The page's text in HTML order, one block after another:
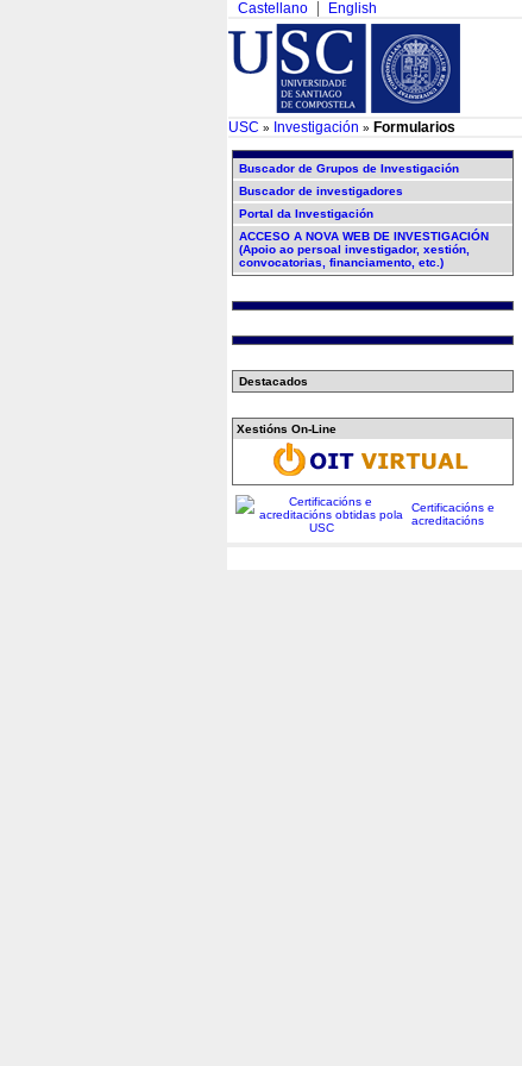
Castellano English
USC » Investigación » Formularios
Buscador de Grupos de Investigación
Buscador de investigadores
Portal da Investigación
ACCESO A NOVA WEB DE INVESTIGACIÓN
(Apoio ao persoal investigador, xestión,
convocatorias, financiamento, etc.)
Destacados
Xestións On-Line
Certificacións e
acreditacións